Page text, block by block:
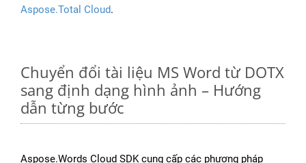
Aspose.Total Cloud.
Chuyển đổi tài liệu MS Word từ DOTX
sang định dạng hình ảnh – Hướng
dẫn từng bước
Aspose.Words Cloud SDK cung cấp các phương pháp